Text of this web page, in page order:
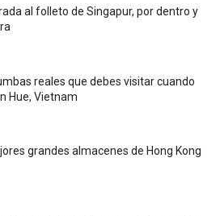
al folleto de Singapur, por dentro y
reales que debes visitar cuando
Hue, Vietnam
grandes almacenes de Hong Kong